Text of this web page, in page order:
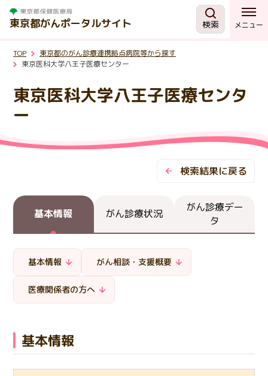
東京都がんポータルサイト 検索 メニュー
がんを知る
予防・検診
支援・助成制度
東京都の取組
医療従事者の方へ
言語切替
日本語
English
TOP
東京都のがん診療連携拠点病院等から探す
東京医科大学八王子医療センター
東京医科大学八王子医療センタ
ー
検索結果に戻る
基本情報 がん診療状況
がん診療デー
タ
基本情報 がん相談・支援概要
医療関係者の方へ
基本情報